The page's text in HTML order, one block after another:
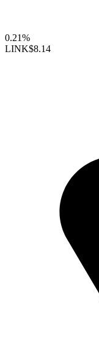
0.21%
LINK$8.14